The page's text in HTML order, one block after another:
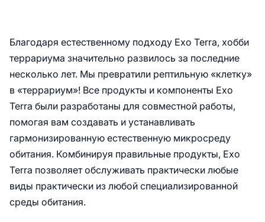
Благодаря естественному подходу Exo Terra, хобби
террариума значительно развилось за последние
несколько лет. Мы превратили рептильную «клетку»
в «террариум»! Все продукты и компоненты Exo
Terra были разработаны для совместной работы,
помогая вам создавать и устанавливать
гармонизированную естественную микросреду
обитания. Комбинируя правильные продукты, Exo
Terra позволяет обслуживать практически любые
виды практически из любой специализированной
среды обитания.